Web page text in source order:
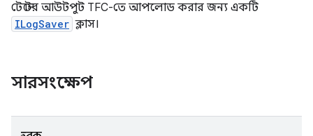
টেস্টের আউটপুট TFC-তে আপলোড করার জন্য একটি
ILogSaver ক্লাস।
সারসংক্ষেপ